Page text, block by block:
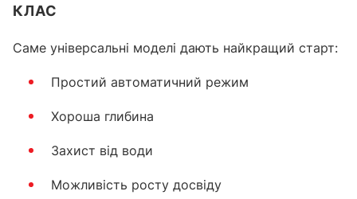
КЛАС
Саме універсальні моделі дають найкращий старт:
Простий автоматичний режим
Хороша глибина
Захист від води
Можливість росту досвіду